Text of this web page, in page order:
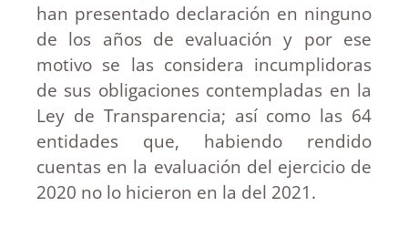
han presentado declaración en ninguno
de los años de evaluación y por ese
motivo se las considera incumplidoras
de sus obligaciones contempladas en la
Ley de Transparencia; así como las 64
entidades que, habiendo rendido
cuentas en la evaluación del ejercicio de
2020 no lo hicieron en la del 2021.